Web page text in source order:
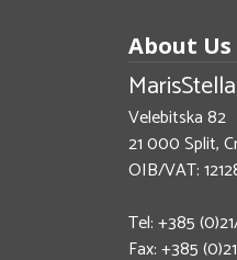
About
Velebitska 82
21 000 Split,
OIB/VAT:
Tel: +385
Fax: +385